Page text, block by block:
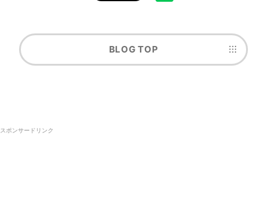
BLOG TOP
スポンサードリンク